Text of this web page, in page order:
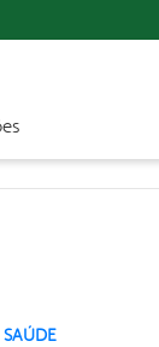
navegação
SAÚDE